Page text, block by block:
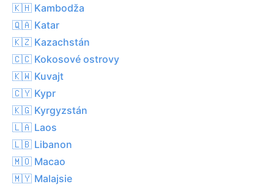
🇰🇭 Kambodža
🇶🇦 Katar
🇰🇿 Kazachstán
🇨🇨 Kokosové ostrovy
🇰🇼 Kuvajt
🇨🇾 Kypr
🇰🇬 Kyrgyzstán
🇱🇦 Laos
🇱🇧 Libanon
🇲🇴 Macao
🇲🇾 Malajsie